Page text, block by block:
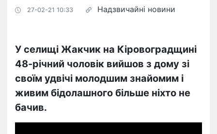
27-02-21 10:33 Надзвичайні новини
У селищі Жакчик на Кіровоградщині
48-річний чоловік вийшов з дому зі
своїм удвічі молодшим знайомим і
живим бідолашного більше ніхто не
бачив.